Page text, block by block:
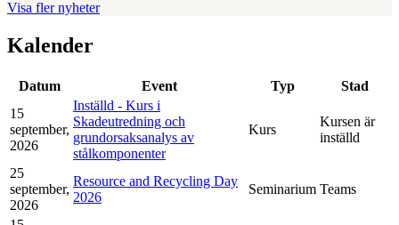
Visa fler nyheter
Kalender
Datum Event Typ
Stad
15
september,
2026
Inställd - Kurs i
Skadeutredning och
grundorsaksanalys av
stålkomponenter
Kurs
Kursen är
inställd
25
september,
2026
Resource and Recycling Day
2026
Seminarium Teams